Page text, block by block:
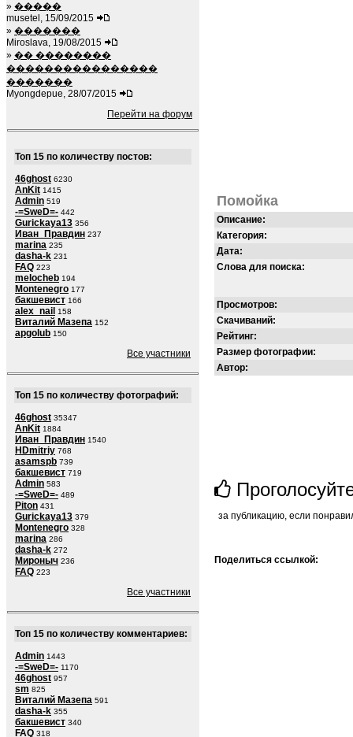
» �����
musetel, 15/09/2015
» �������
Miroslava, 19/08/2015
» �� ��������
����������������
�������
Myongdepue, 28/07/2015
Перейти на форум
Топ 15 по количеству постов:
46ghost 6230
AnKit 1415
Admin 519
-=SweD=- 442
Gurickaya13 356
Иван_Правдин 237
marina 235
dasha-k 231
FAQ 223
melocheb 194
Montenegro 177
бакшевист 166
alex_nail 158
Виталий Мазепа 152
apgolub 150
Все участники
Топ 15 по количеству фотографий:
46ghost 35347
AnKit 1884
Иван_Правдин 1540
HDmitriy 768
asamspb 739
бакшевист 719
Admin 583
-=SweD=- 489
Piton 431
Gurickaya13 379
Montenegro 328
marina 286
dasha-k 272
Мироныч 236
FAQ 223
Все участники
Топ 15 по количеству комментариев:
Admin 1443
-=SweD=- 1170
46ghost 957
sm 825
Виталий Мазепа 591
dasha-k 355
бакшевист 340
FAQ 318
Помойка
Описание:
Категория:
Дата:
Слова для поиска:
Просмотров:
Скачиваний:
Рейтинг:
Размер фотографии:
Автор:
за публикацию, если
Поделиться ссылкой: